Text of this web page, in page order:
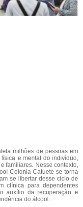
milhões de pessoas em
e mental do indivíduo,
familiares. Nesse contexto,
Colonia Catuete se torna
se libertar desse ciclo de
clínica para dependentes
auxílio da recuperação e
do álcool.